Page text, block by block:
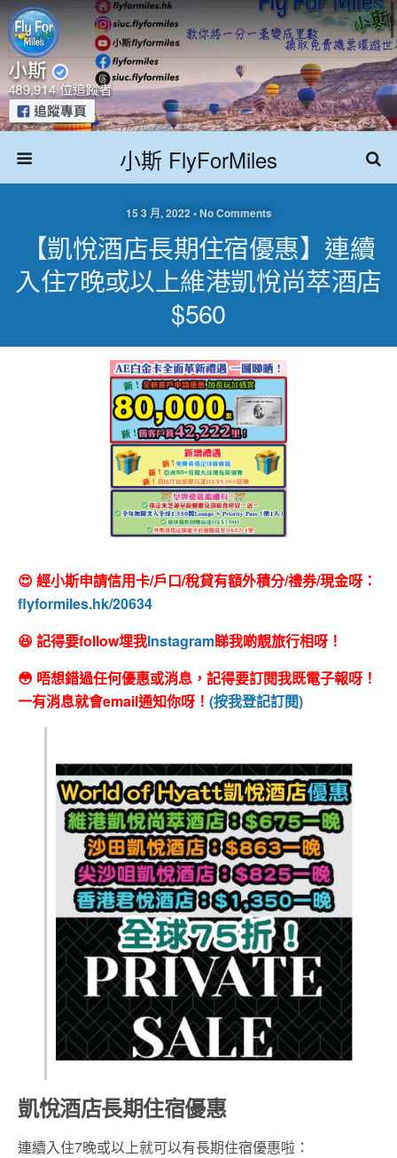
小斯 FlyForMiles
15 3 月, 2022 • No Comments
【凱悅酒店長期住宿優惠】連續
入住7晚或以上維港凱悅尚萃酒店
$560
😍 經小斯申請信用卡/戶口/稅貸有額外積分/禮券/現金呀：
flyformiles.hk/20634
😆 記得要follow埋我Instagram睇我啲靚旅行相呀！
😳 唔想錯過任何優惠或消息，記得要訂閱我既電子報呀！
一有消息就會email通知你呀！ (按我登記訂閱)
凱悅酒店長期住宿優惠
連續入住7晚或以上就可以有長期住宿優惠啦：